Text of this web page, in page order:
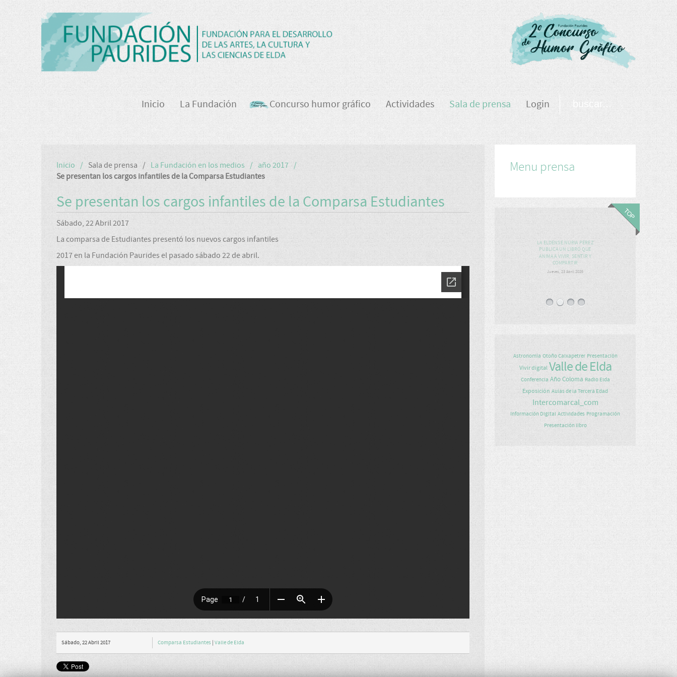
Inicio La Fundación Concurso humor gráfico Actividades Sala de prensa Login
Inicio Sala de prensa La Fundación en los medios
año 2017
Se presentan los cargos infantiles de la Comparsa Estudiantes
Se presentan los cargos infantiles de la Comparsa Estudiantes
Sábado, 22 Abril 2017
La comparsa de Estudiantes presentó los nuevos cargos infantiles
2017 en la Fundación Paurides el pasado sábado 22 de abril.
Sábado, 22 Abril 2017 Comparsa Estudiantes | Valle de Elda
Menu prensa
LA ELDENSE NURIA PÉREZ
PUBLICA UN LIBRO QUE
ANIMA A VIVIR, SENTIR Y
COMPARTIR
Jueves, 23 Abril 2026
Astronomía Otoño Caixapetrer Presentación
Vivir digital Valle de Elda
Conferencia Año Coloma Radio Elda
Exposición Aulas de la Tercera Edad
Intercomarcal_com
Información Digital Actividades Programación
Presentación libro